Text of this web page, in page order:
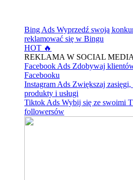
Bing Ads Wyprzedź swoją
reklamować się w Bingu
HOT 🔥
REKLAMA W SOCIAL MEDIA
Facebook Ads Zdobywaj
Facebooku
Instagram Ads Zwiększaj
produkty i usługi
Tiktok Ads Wybij się ze swoimi
followersów